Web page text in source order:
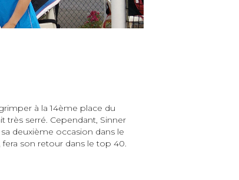
à la 14ème place du
très serré. Cependant, Sinner
deuxième occasion dans le
son retour dans le top 40.